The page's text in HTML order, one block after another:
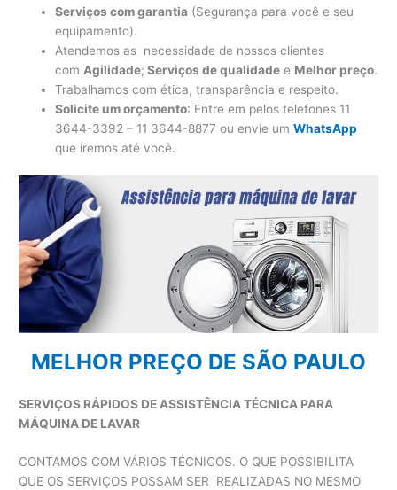
Serviços com garantia (Segurança para você e seu
equipamento).
Atendemos as necessidade de nossos clientes
com Agilidade; Serviços de qualidade e Melhor preço.
Trabalhamos com ética, transparência e respeito.
Solicite um orçamento: Entre em pelos telefones 11
3644-3392 – 11 3644-8877 ou envie umWhatsApp
que iremos até você.
MELHOR PREÇO DE SÃO PAULO
SERVIÇOS RÁPIDOS DE ASSISTÊNCIA TÉCNICA PARA
MÁQUINA DE LAVAR
CONTAMOS COM VÁRIOS TÉCNICOS. O QUE POSSIBILITA
QUE OS SERVIÇOS POSSAM SER REALIZADAS NO MESMO